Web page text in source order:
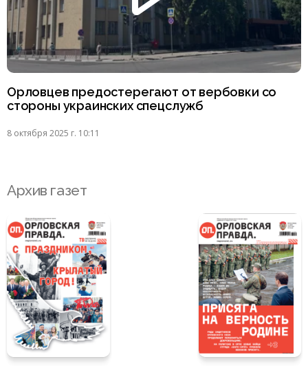
Орловцев предостерегают от вербовки со
стороны украинских спецслужб
8 октября 2025 г. 10:11
Архив газет